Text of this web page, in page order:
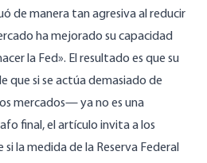
de manera tan agresiva al reducir
ha mejorado su capacidad
la Fed». El resultado es que su
si se actúa demasiado de
mercados— ya no es una
final, el artículo invita a los
la medida de la Reserva Federal